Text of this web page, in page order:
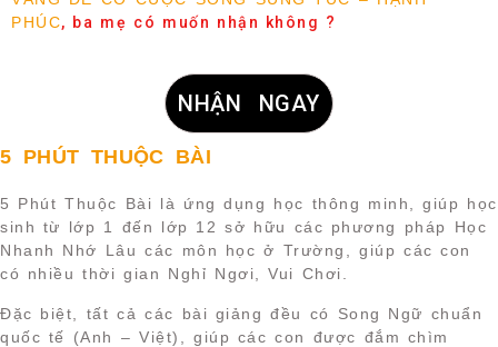
PHÚC, ba mẹ có muốn nhận không ?
NHẬN NGAY
5 PHÚT THUỘC BÀI
5 Phút Thuộc Bài là ứng dụng học thông minh, giúp học
sinh từ lớp 1 đến lớp 12 sở hữu các phương pháp Học
Nhanh Nhớ Lâu các môn học ở Trường, giúp các con
có nhiều thời gian Nghỉ Ngơi, Vui Chơi.
Đặc biệt, tất cả các bài giảng đều có Song Ngữ chuẩn
quốc tế (Anh – Việt), giúp các con được đắm chìm